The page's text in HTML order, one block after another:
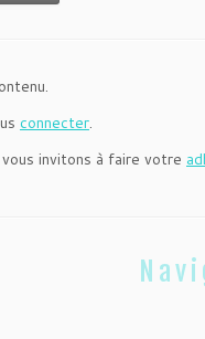
connecter.
vous invitons à faire votre